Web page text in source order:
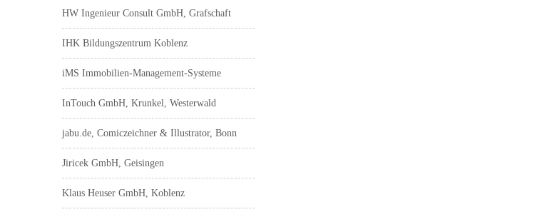
HW Ingenieur Consult GmbH, Grafschaft
IHK Bildungszentrum Koblenz
iMS Immobilien-Management-Systeme
InTouch GmbH, Krunkel, Westerwald
jabu.de, Comiczeichner & Illustrator, Bonn
Jiricek GmbH, Geisingen
Klaus Heuser GmbH, Koblenz